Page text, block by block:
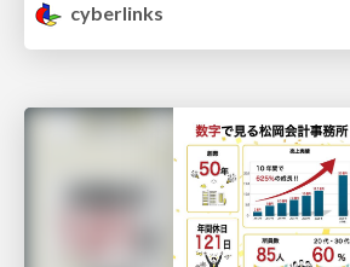
cyberlinks